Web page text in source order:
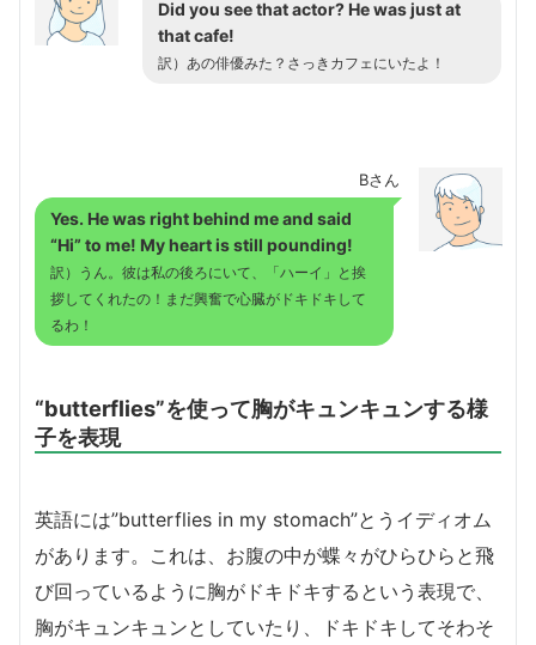
Did you see that actor? He was just at
that cafe!
訳）あの俳優みた？さっきカフェにいたよ！
Bさん
Yes. He was right behind me and said
“Hi” to me! My heart is still pounding!
訳）うん。彼は私の後ろにいて、「ハーイ」と挨
拶してくれたの！まだ興奮で心臓がドキドキして
るわ！
“butterflies”を使って胸がキュンキュンする様
子を表現
英語には”butterflies in my stomach”とうイディオム
があります。これは、お腹の中が蝶々がひらひらと飛
び回っているように胸がドキドキするという表現で、
胸がキュンキュンとしていたり、ドキドキしてそわそ